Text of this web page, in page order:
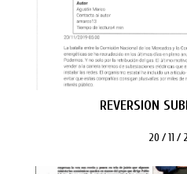
REVERSION
20 / 11 /